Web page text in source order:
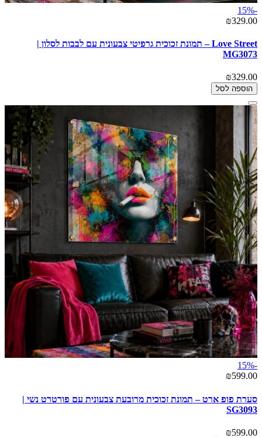
-15%
₪329.00
Love Street – תמונת זכוכית גרפיטי צבעונית עם לבבות לסלון |
MG3073
₪329.00
הוספה לסל
-15%
₪599.00
סערת פופ ארט – תמונת זכוכית מרובעת צבעונית עם פורטרט נשי |
SG3093
₪599.00